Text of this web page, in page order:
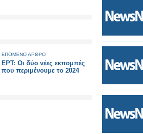
ΕΠΟΜΕΝΟ ΑΡΘΡΟ
ΕΡΤ: Οι δύο νέες εκπομπές
που περιμένουμε το 2024